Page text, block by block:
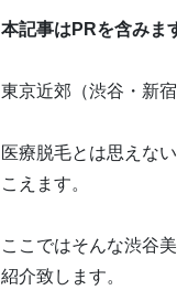
本記事はPRを含みま
東京近郊（渋谷・新
医療脱毛とは思えな
こえます。
ここではそんな渋谷
紹介致します。